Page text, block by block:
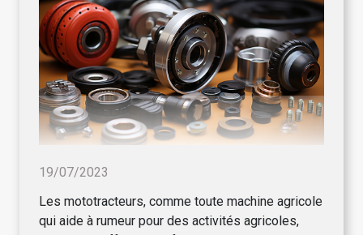
19/07/2023
Les mototracteurs, comme toute machine agricole
qui aide à rumeur pour des activités agricoles,